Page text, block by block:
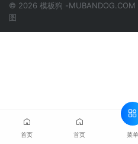
© 2026 模板狗 -
图
首页 首页 菜单